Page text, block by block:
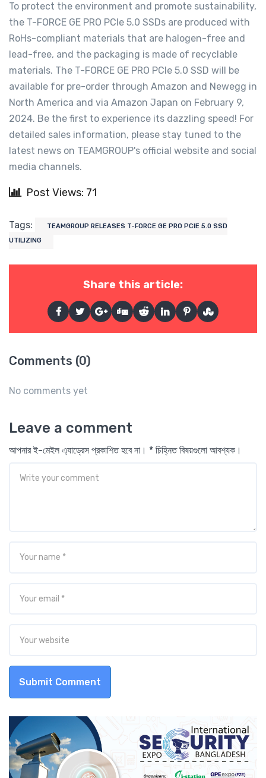
To protect the environment and promote sustainability,
the T-FORCE GE PRO PCIe 5.0 SSDs are produced with
RoHs-compliant materials that are halogen-free and
lead-free, and the packaging is made of recyclable
materials. The T-FORCE GE PRO PCIe 5.0 SSD will be
available for pre-order through Amazon and Newegg in
North America and via Amazon Japan on February 9,
2024. Be the first to experience its dazzling speed! For
detailed sales information, please stay tuned to the
latest news on TEAMGROUP's official website and social
media channels.
Post Views: 71
Tags:
TEAMGROUP RELEASES T-FORCE GE PRO PCIE 5.0 SSD
UTILIZING
Share this article:
Comments (0)
No comments yet
Leave a comment
আপনার ই-মেইল এ্যাড্রেস প্রকাশিত হবে না। * চিহ্নিত বিষয়গুলো আবশ্যক।
Submit Comment